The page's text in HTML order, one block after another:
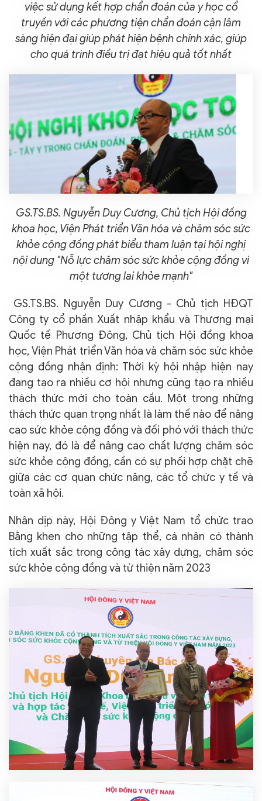
việc sử dụng kết hợp chẩn đoán của y học cổ
truyền với các phương tiện chẩn đoán cận lâm
sàng hiện đại giúp phát hiện bệnh chính xác, giúp
cho quá trình điều trị đạt hiệu quả tốt nhất
GS.TS.BS. Nguyễn Duy Cương, Chủ tịch Hội đồng
khoa học, Viện Phát triển Văn hóa và chăm sóc sức
khỏe cộng đồng phát biểu tham luận tại hội nghị
nội dung "Nỗ lực chăm sóc sức khỏe cộng đồng vì
một tương lai khỏe mạnh"
GS.TS.BS. Nguyễn Duy Cương - Chủ tịch HĐQT
Công ty cổ phần Xuất nhập khẩu và Thương mại
Quốc tế Phương Đông, Chủ tịch Hội đồng khoa
học, Viện Phát triển Văn hóa và chăm sóc sức khỏe
cộng đồng nhận định: Thời kỳ hội nhập hiện nay
đang tạo ra nhiều cơ hội nhưng cũng tạo ra nhiều
thách thức mới cho toàn cầu. Một trong những
thách thức quan trọng nhất là làm thế nào để nâng
cao sức khỏe cộng đồng và đối phó với thách thức
hiện nay, đó là để nâng cao chất lượng chăm sóc
sức khỏe cộng đồng, cần có sự phối hợp chặt chẽ
giữa các cơ quan chức năng, các tổ chức y tế và
toàn xã hội.
Nhân dịp này, Hội Đông y Việt Nam tổ chức trao
Bằng khen cho những tập thể, cá nhân có thành
tích xuất sắc trong công tác xây dựng, chăm sóc
sức khỏe cộng đồng và từ thiện năm 2023